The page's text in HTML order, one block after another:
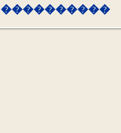
����������